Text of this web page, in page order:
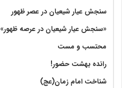
سنجش عیار شیعیان در عصر ظهور
«سنجش عیار شیعیان در عرصه ظهور»
محتسب و مست
رانده بهشت‌ حضور!
شناخت امام زمان(عج)